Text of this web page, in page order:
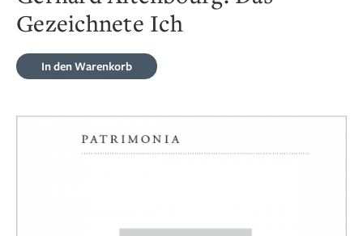
Gezeichnete Ich
In den Warenkorb